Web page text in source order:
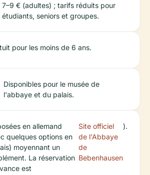
7–9 € (adultes) ; tarifs réduits pour
étudiants, seniors et groupes.
pour les moins de 6 ans.
Disponibles pour le musée de
l'abbaye et du palais.
en allemand
quelques options en
moyennant un
La réservation
est
Site officiel
de l'Abbaye
de
Bebenhausen
).